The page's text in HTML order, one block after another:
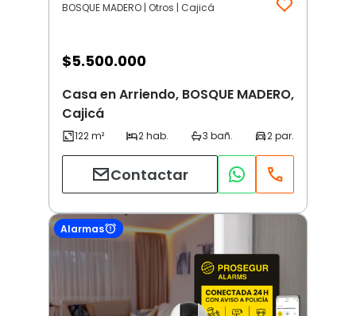
BOSQUE MADERO | Otros | Cajicá
$5.500.000
Casa en Arriendo, BOSQUE MADERO,
Cajicá
Contactar
Alarmas